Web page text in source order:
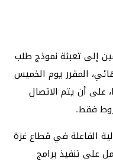
إلى تعبئة نموذج طلب
المقرر يوم الخميس
الساعة 12:00 ظهرًا، على أن يتم الاتصال
فقط.
الفاعلة في قطاع غزة
على تنفيذ برامج